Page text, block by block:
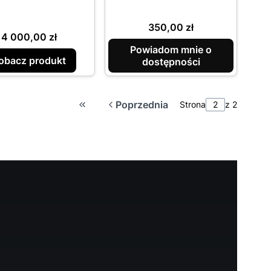
Cena
4 000,00 zł
produkt
Cena
350,00 zł
Powiadom mnie o
dostępności
Wróć do pierwszej strony z produktami
Poprzednia Strona z 2